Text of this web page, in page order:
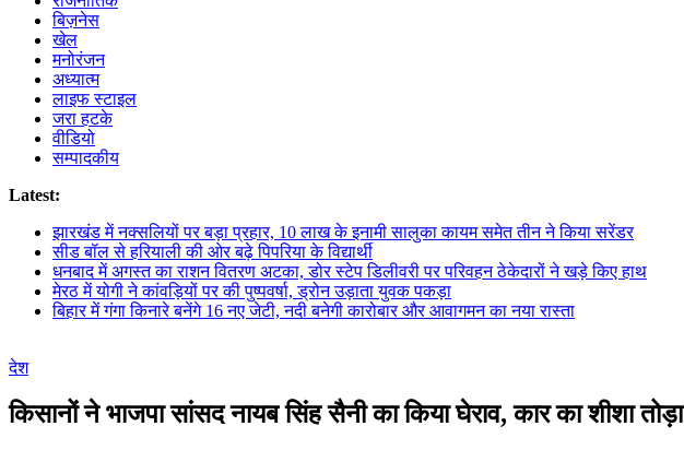
बिज़नेस
खेल
मनोरंजन
अध्यात्म
लाइफ स्टाइल
जरा हटके
वीडियो
सम्पादकीय
Latest:
झारखंड में नक्सलियों पर बड़ा प्रहार, 10 लाख के इनामी सालुका कायम समेत तीन ने किया सरेंडर
सीड बॉल से हरियाली की ओर बढ़े पिपरिया के विद्यार्थी
धनबाद में अगस्त का राशन वितरण अटका, डोर स्टेप डिलीवरी पर परिवहन ठेकेदारों ने खड़े किए हाथ
मेरठ में योगी ने कांवड़ियों पर की पुष्पवर्षा, ड्रोन उड़ाता युवक पकड़ा
बिहार में गंगा किनारे बनेंगे 16 नए जेटी, नदी बनेगी कारोबार और आवागमन का नया रास्ता
देश
किसानों ने भाजपा सांसद नायब सिंह सैनी का किया घेराव, कार का शीशा तोड़ा